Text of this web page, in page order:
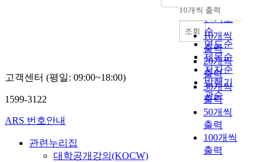
순
인기도
순
연도순
제목순
저자순
발행기
관순
내림차순
10개씩 출력
10개씩
출력
20개씩
출력
30개씩
출력
50개씩
출력
100개씩
출력
조회
고객센터 (평일: 09:00~18:00)
1599-3122
ARS 번호안내
관련누리집
대학공개강의(KOCW)